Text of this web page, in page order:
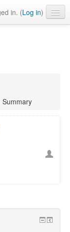
in. (Log in)
Summary